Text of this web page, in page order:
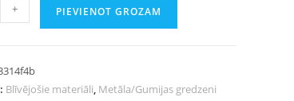
+ PIEVIENOT GROZAM
Blīvējošie materiāli, Metāla/Gumijas gredzeni